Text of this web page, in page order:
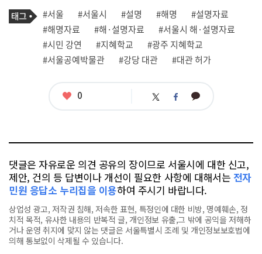
기
사
관
련
태
그
태
그
#서울 #서울시 #설명 #해명
#설명자료
#해명자료
#해·설명자료
#서울시 해·설명자료
#시민 강연
#지혜학교
#광주 지혜학교
#서울공예박물관
#강당 대관 #대관 허가
좋
0 트 페 카
댓글은 자유로운 의견 공유의 장이므로 서울시에 대한 신고,
제안, 건의 등 답변이나 개선이 필요한 사항에 대해서는 전자
민원 응답소 누리집을 이용하여 주시기 바랍니다.
상업성 광고, 저작권 침해, 저속한 표현, 특정인에 대한 비방, 명예훼손, 정
치적 목적, 유사한 내용의 반복적 글, 개인정보 유출,그 밖에 공익을 저해하
거나 운영 취지에 맞지 않는 댓글은 서울특별시 조례 및 개인정보보호법에
의해 통보없이 삭제될 수 있습니다.